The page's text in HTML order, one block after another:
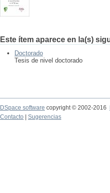
Este ítem aparece en la(s)
Doctorado
Tesis de nivel doctorado
DSpace software copyright © 2002-2016
Contacto
Sugerencias